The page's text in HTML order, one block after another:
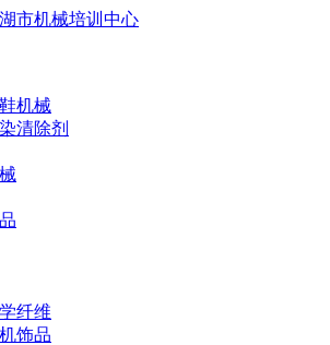
市机械培训中心
机械
清除剂
纤维
饰品